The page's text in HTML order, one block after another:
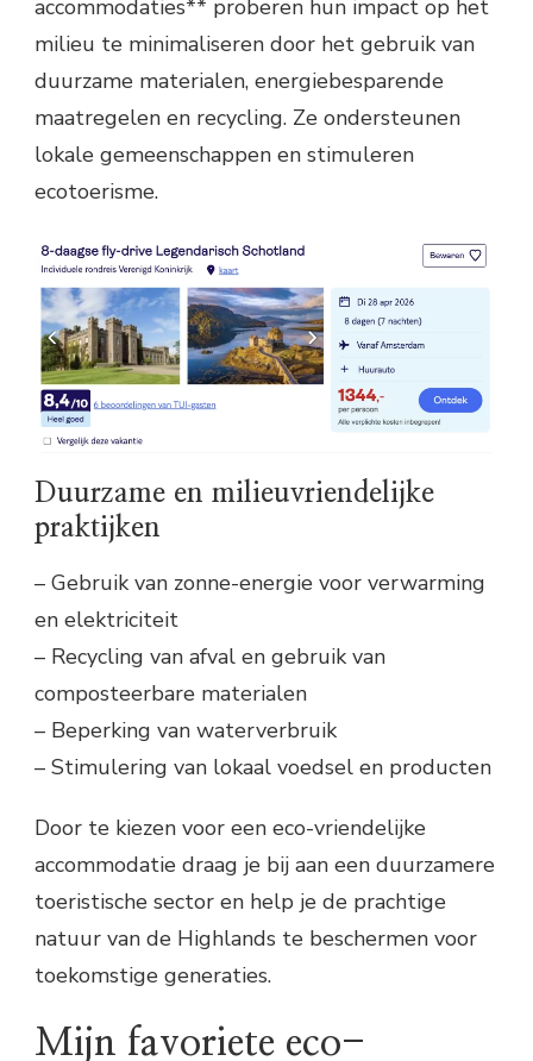
accommodaties** proberen hun impact op het
milieu te minimaliseren door het gebruik van
duurzame materialen, energiebesparende
maatregelen en recycling. Ze ondersteunen
lokale gemeenschappen en stimuleren
ecotoerisme.
Duurzame en milieuvriendelijke
praktijken
– Gebruik van zonne-energie voor verwarming
en elektriciteit
– Recycling van afval en gebruik van
composteerbare materialen
– Beperking van waterverbruik
– Stimulering van lokaal voedsel en producten
Door te kiezen voor een eco-vriendelijke
accommodatie draag je bij aan een duurzamere
toeristische sector en help je de prachtige
natuur van de Highlands te beschermen voor
toekomstige generaties.
Mijn favoriete eco-